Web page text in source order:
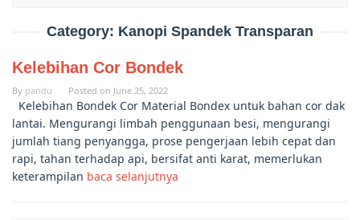
Category: Kanopi Spandek Transparan
Kelebihan Cor Bondek
By pandu Posted on June 25, 2022
Kelebihan Bondek Cor Material Bondex untuk bahan cor dak
lantai. Mengurangi limbah penggunaan besi, mengurangi
jumlah tiang penyangga, prose pengerjaan lebih cepat dan
rapi, tahan terhadap api, bersifat anti karat, memerlukan
keterampilan baca selanjutnya